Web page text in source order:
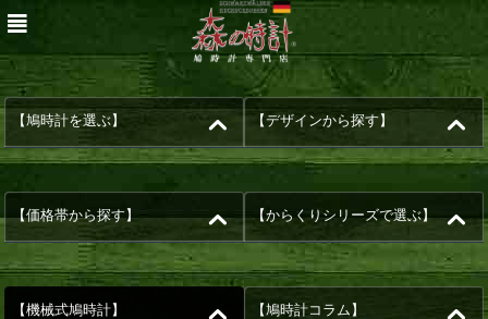
【鳩時計を選ぶ】 【デザインから探す】
【価格帯から探す】 【からくりシリーズで選ぶ】
【機械式鳩時計】 【鳩時計コラム】